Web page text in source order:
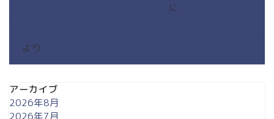
に
より
アーカイブ
2026年8月
2026年7月